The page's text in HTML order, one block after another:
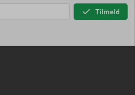
Tilmeld